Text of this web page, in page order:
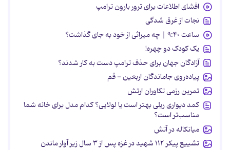
افشای اطلاعات برای ترور بارون ترامپ
نجات از غرق شدگی
ساعت ۹:۴۰ | چه میراثی از خود به جای گذاشت؟
یک کودک دو چهره!
آزادگان جهان برای حذف ترامپ دست به کار شدند؟
پیاده‌روی جاماندگان اربعین - قم
تمرین رزمی تکاوران ارتش
کمد دیواری ریلی بهتر است یا لولایی؟ کدام مدل برای خانه شما
مناسب‌تر است؟
میانکاله در آتش
تشییع پیکر ۱۱۲ شهید در غزه پس از ۳ سال زیر آوار ماندن